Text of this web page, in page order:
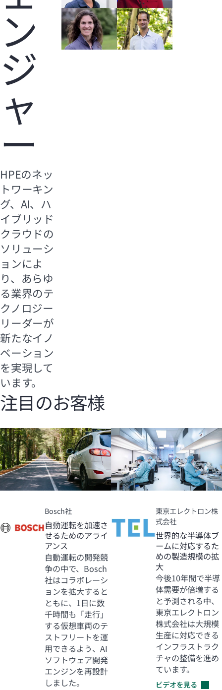
ン
ジ
ャ
ー
HPEのネッ
トワーキン
グ、AI、ハ
イブリッド
クラウドの
ソリューシ
ョンによ
り、あらゆ
る業界のテ
クノロジー
リーダーが
新たなイノ
ベーション
を実現して
います。
注目のお客様
Bosch社
自動運転を加速さ
せるためのアライ
アンス
自動運転の開発競
争の中で、Bosch
社はコラボレーシ
ョンを拡大すると
ともに、1日に数
千時間も「走行」
する仮想車両のテ
ストフリートを運
用できるよう、AI
ソフトウェア開発
エンジンを再設計
しました。
東京エレクトロン株
式会社
世界的な半導体ブ
ームに対応するた
めの製造規模の拡
大
今後10年間で半導
体需要が倍増する
と予測される中、
東京エレクトロン
株式会社は大規模
生産に対応できる
インフラストラク
チャの整備を進め
ています。
ビデオを見る